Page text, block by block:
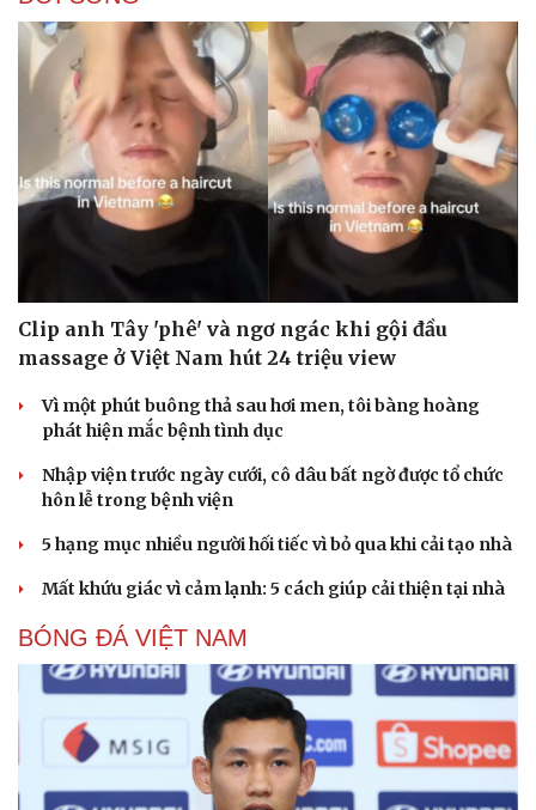
Doanh nghiệp
Thông tin doanh nghiệp
Doanh nghiệp 24h
Doanh nhân
Vì cộng đồng
Công nghệ
Sành điệu
Tin Công nghệ
Trải nghiệm
Chuyển đổi số
Clip anh Tây 'phê' và ngơ ngác khi gội đầu
massage ở Việt Nam hút 24 triệu view
Vì một phút buông thả sau hơi men, tôi bàng hoàng
phát hiện mắc bệnh tình dục
Nhập viện trước ngày cưới, cô dâu bất ngờ được tổ chức
hôn lễ trong bệnh viện
5 hạng mục nhiều người hối tiếc vì bỏ qua khi cải tạo nhà
Mất khứu giác vì cảm lạnh: 5 cách giúp cải thiện tại nhà
BÓNG ĐÁ VIỆT NAM